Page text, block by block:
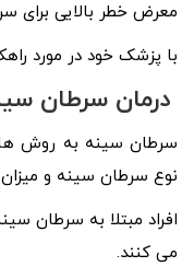
معرض خطر بالایی برای
با پزشک خود در مورد
درمان سرطان
سرطان سینه به روش
نوع سرطان سینه و
افراد مبتلا به سرطان
می کنند.